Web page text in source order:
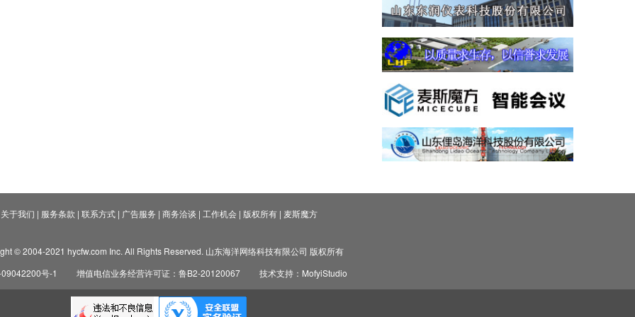
关于我们 | 服务条款 | 联系方式| 广告服务 | 商务洽谈 | 工作机会| 版权所有| 麦斯魔方
© 2004-2021 hycfw.com Inc. All Rights Reserved. 山东海洋网络科技有限公司 版权所有
号-1
增值电信业务经营许可证：鲁B2-20120067 技术支持：MofyiStudio